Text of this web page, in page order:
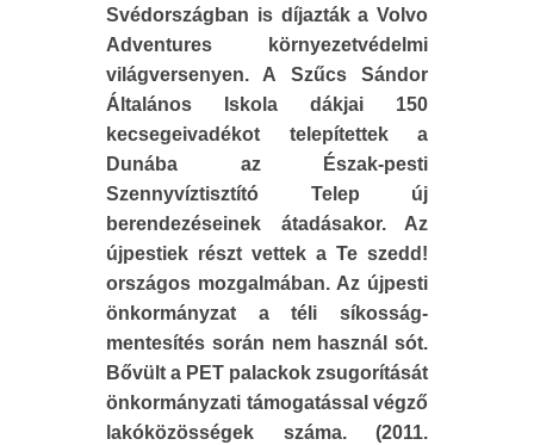
Svédországban is díjazták a Volvo
Adventures környezetvédelmi
világversenyen. A Szűcs Sándor
Általános Iskola dákjai 150
kecsegeivadékot telepítettek a
Dunába az Észak-pesti
Szennyvíztisztító Telep új
berendezéseinek átadásakor. Az
újpestiek részt vettek a Te szedd!
országos mozgalmában. Az újpesti
önkormányzat a téli síkosság-
mentesítés során nem használ sót.
Bővült a PET palackok zsugorítását
önkormányzati támogatással végző
lakóközösségek száma. (2011.